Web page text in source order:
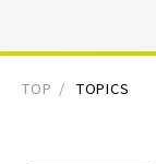
TOP TOPICS